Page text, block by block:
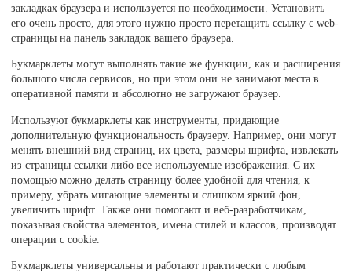
закладках браузера и используется по необходимости. Установить
его очень просто, для этого нужно просто перетащить ссылку с web-
страницы на панель закладок вашего браузера.
Букмарклеты могут выполнять такие же функции, как и расширения
большого числа сервисов, но при этом они не занимают места в
оперативной памяти и абсолютно не загружают браузер.
Используют букмарклеты как инструменты, придающие
дополнительную функциональность браузеру. Например, они могут
менять внешний вид страниц, их цвета, размеры шрифта, извлекать
из страницы ссылки либо все используемые изображения. С их
помощью можно делать страницу более удобной для чтения, к
примеру, убрать мигающие элементы и слишком яркий фон,
увеличить шрифт. Также они помогают и веб-разработчикам,
показывая свойства элементов, имена стилей и классов, производят
операции с cookie.
Букмарклеты универсальны и работают практически с любым